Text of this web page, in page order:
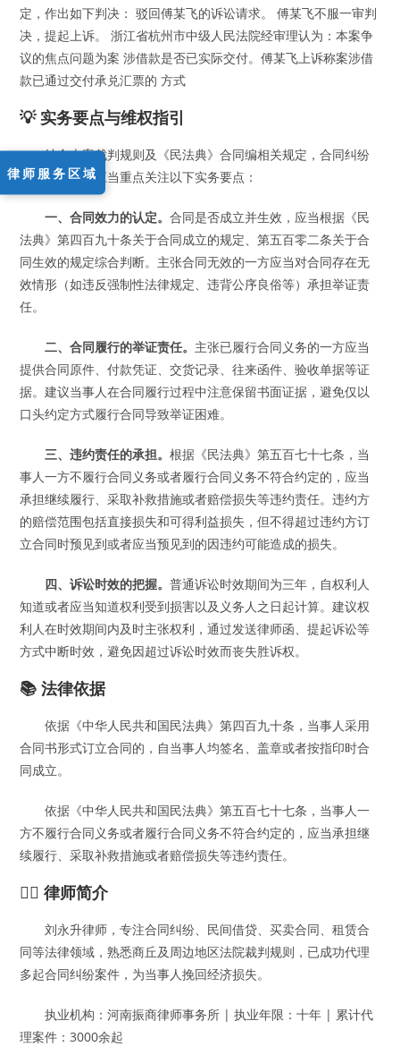
定，作出如下判决： 驳回傅某飞的诉讼请求。 傅某飞不服一审判
决，提起上诉。 浙江省杭州市中级人民法院经审理认为：本案争
议的焦点问题为案 涉借款是否已实际交付。傅某飞上诉称案涉借
款已通过交付承兑汇票的 方式
💡 实务要点与维权指引
结合本案裁判规则及《民法典》合同编相关规定，合同纠纷
案件中当事人应当重点关注以下实务要点：
一、合同效力的认定。合同是否成立并生效，应当根据《民
法典》第四百九十条关于合同成立的规定、第五百零二条关于合
同生效的规定综合判断。主张合同无效的一方应当对合同存在无
效情形（如违反强制性法律规定、违背公序良俗等）承担举证责
任。
二、合同履行的举证责任。 主张已履行合同义务的一方应当
提供合同原件、付款凭证、交货记录、往来函件、验收单据等证
据。建议当事人在合同履行过程中注意保留书面证据，避免仅以
口头约定方式履行合同导致举证困难。
三、违约责任的承担。根据《民法典》第五百七十七条，当
事人一方不履行合同义务或者履行合同义务不符合约定的，应当
承担继续履行、采取补救措施或者赔偿损失等违约责任。违约方
的赔偿范围包括直接损失和可得利益损失，但不得超过违约方订
立合同时预见到或者应当预见到的因违约可能造成的损失。
四、诉讼时效的把握。普通诉讼时效期间为三年，自权利人
知道或者应当知道权利受到损害以及义务人之日起计算。建议权
利人在时效期间内及时主张权利，通过发送律师函、提起诉讼等
方式中断时效，避免因超过诉讼时效而丧失胜诉权。
📚 法律依据
依据《中华人民共和国民法典》第四百九十条，当事人采用
合同书形式订立合同的，自当事人均签名、盖章或者按指印时合
同成立。
依据《中华人民共和国民法典》第五百七十七条，当事人一
方不履行合同义务或者履行合同义务不符合约定的，应当承担继
续履行、采取补救措施或者赔偿损失等违约责任。
👨‍⚖️ 律师简介
刘永升律师，专注合同纠纷、民间借贷、买卖合同、租赁合
同等法律领域，熟悉商丘及周边地区法院裁判规则，已成功代理
多起合同纠纷案件，为当事人挽回经济损失。
执业机构：河南振商律师事务所 | 执业年限：十年 | 累计代
理案件：3000余起
律师服务区域